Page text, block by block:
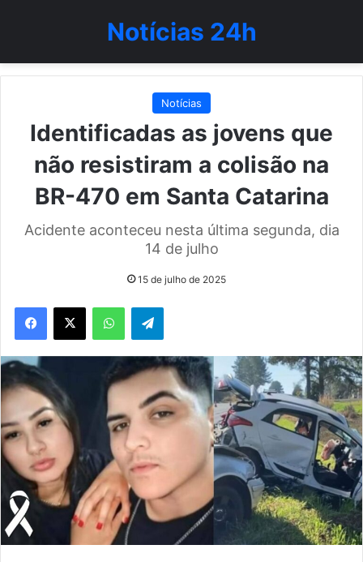
Notícias 24h
Notícias
Identificadas as jovens que
não resistiram a colisão na
BR-470 em Santa Catarina
Acidente aconteceu nesta última segunda, dia
14 de julho
15 de julho de 2025
WhatsAppTelegram